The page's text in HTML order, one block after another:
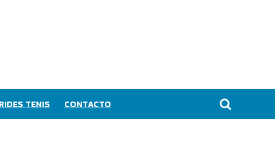
TENIS CONTACTO